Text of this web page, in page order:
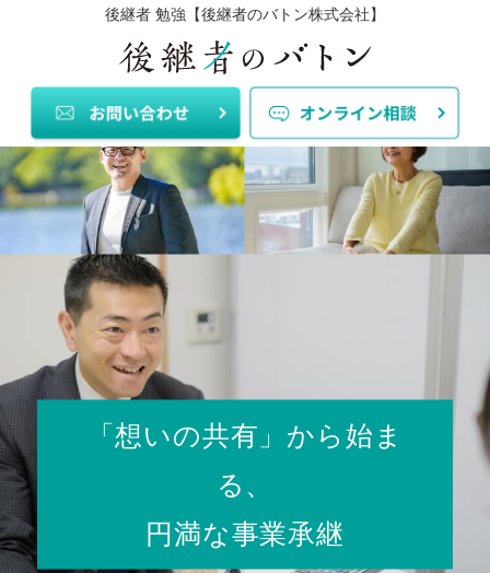
後継者 勉強【後継者のバトン株式会社】